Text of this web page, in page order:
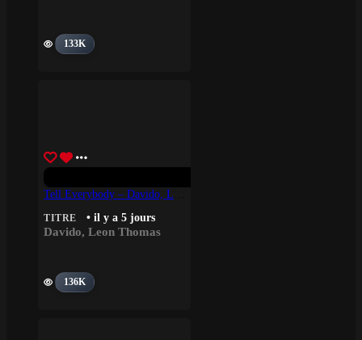
133K
TITRE • il y a 5 jours
Davido, Leon Thomas
136K